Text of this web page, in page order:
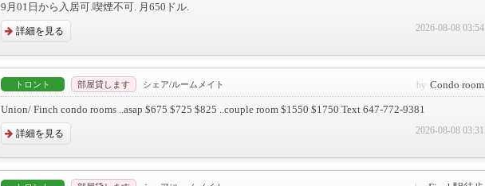
9月01日から入居可.喫煙不可. 月650ドル.
詳細を見る 2026-08-08 03:54
トロント 部屋貸します シェア/ルームメイト Condo room
Union/ Finch condo rooms ..asap $675 $725 $825 ..couple room $1550 $1750 Text 647-772-9381
詳細を見る 2026-08-08 03:31